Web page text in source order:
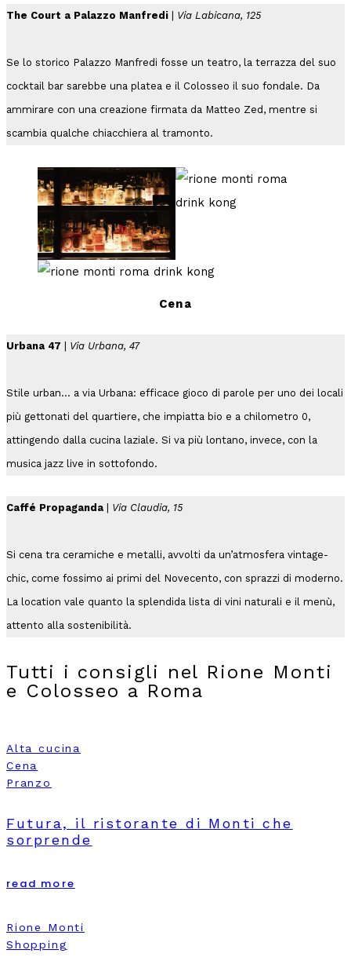
The Court a Palazzo Manfredi Via Labicana, 125
Se lo storico Palazzo Manfredi fosse un teatro, la terrazza del suo
cocktail bar sarebbe una platea e il Colosseo il suo fondale. Da
ammirare con una creazione firmata da Matteo Zed, mentre si
scambia qualche chiacchiera al tramonto.
Cena
Urbana 47 | Via Urbana, 47
Stile urban… a via Urbana: efficace gioco di parole per uno dei locali
più gettonati del quartiere, che impiatta bio e a chilometro 0,
attingendo dalla cucina laziale. Si va più lontano, invece, con la
musica jazz live in sottofondo.
Caffé Propaganda | Via Claudia, 15
Si cena tra ceramiche e metalli, avvolti da un’atmosfera vintage-
chic, come fossimo ai primi del Novecento, con sprazzi di moderno.
La location vale quanto la splendida lista di vini naturali e il menù,
attento alla sostenibilità.
Tutti i consigli nel Rione Monti
e Colosseo a Roma
Alta cucina
Cena
Pranzo
Futura, il ristorante di Monti che
sorprende
read more
Rione Monti
Shopping